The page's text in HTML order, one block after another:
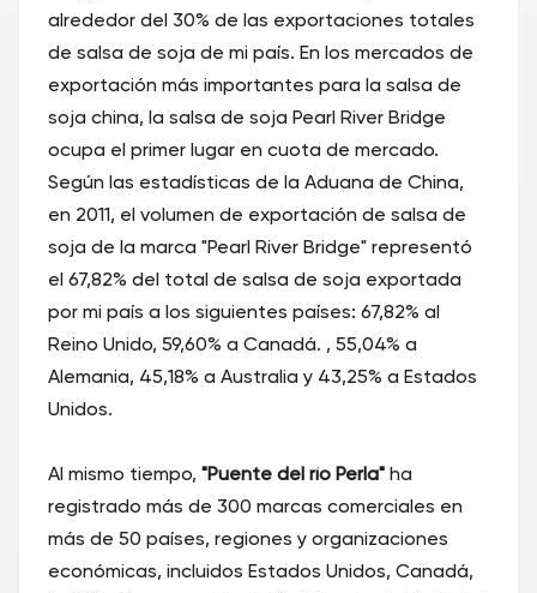
alrededor del 30% de las exportaciones totales
de salsa de soja de mi país. En los mercados de
exportación más importantes para la salsa de
soja china, la salsa de soja Pearl River Bridge
ocupa el primer lugar en cuota de mercado.
Según las estadísticas de la Aduana de China,
en 2011, el volumen de exportación de salsa de
soja de la marca "Pearl River Bridge" representó
el 67,82% del total de salsa de soja exportada
por mi país a los siguientes países: 67,82% al
Reino Unido, 59,60% a Canadá. , 55,04% a
Alemania, 45,18% a Australia y 43,25% a Estados
Unidos.
Al mismo tiempo, "Puente del río Perla" ha
registrado más de 300 marcas comerciales en
más de 50 países, regiones y organizaciones
económicas, incluidos Estados Unidos, Canadá,